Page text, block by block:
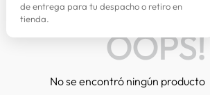
4. moda
5. zapatillas
laptop
de entrega para tu despacho o retiro en
tienda.
OOPS!
No se encontró ningún producto